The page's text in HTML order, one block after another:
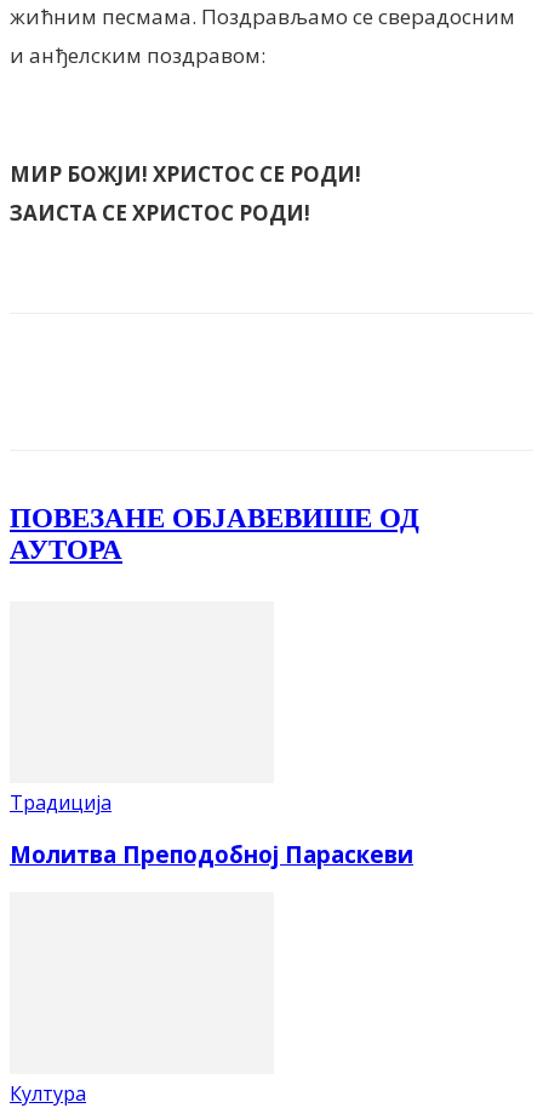
жићним песмама. Поздрављамо се сверадосним
и анђелским поздравом:
МИР БОЖ­ЈИ! ХРИСТОС СЕ РОДИ!
ЗА­ИСТА­ СЕ ХРИСТОС РОДИ!
ПОВЕЗАНЕ ОБЈАВЕВИШЕ ОД
АУТОРА
Традиција
Молитва Преподобној Параскеви
Култура